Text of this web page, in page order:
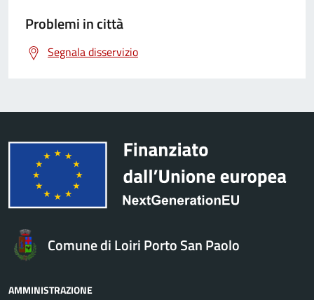
Problemi in città
Segnala disservizio
Comune di Loiri Porto San Paolo
AMMINISTRAZIONE